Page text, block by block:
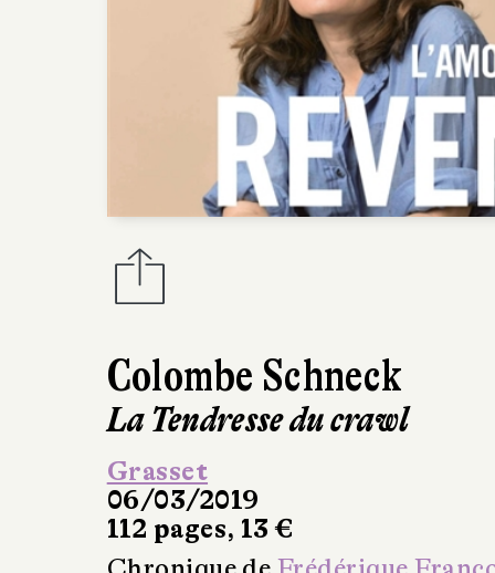
Colombe Schneck
La Tendresse du crawl
Grasset
06/03/2019
112 pages, 13 €